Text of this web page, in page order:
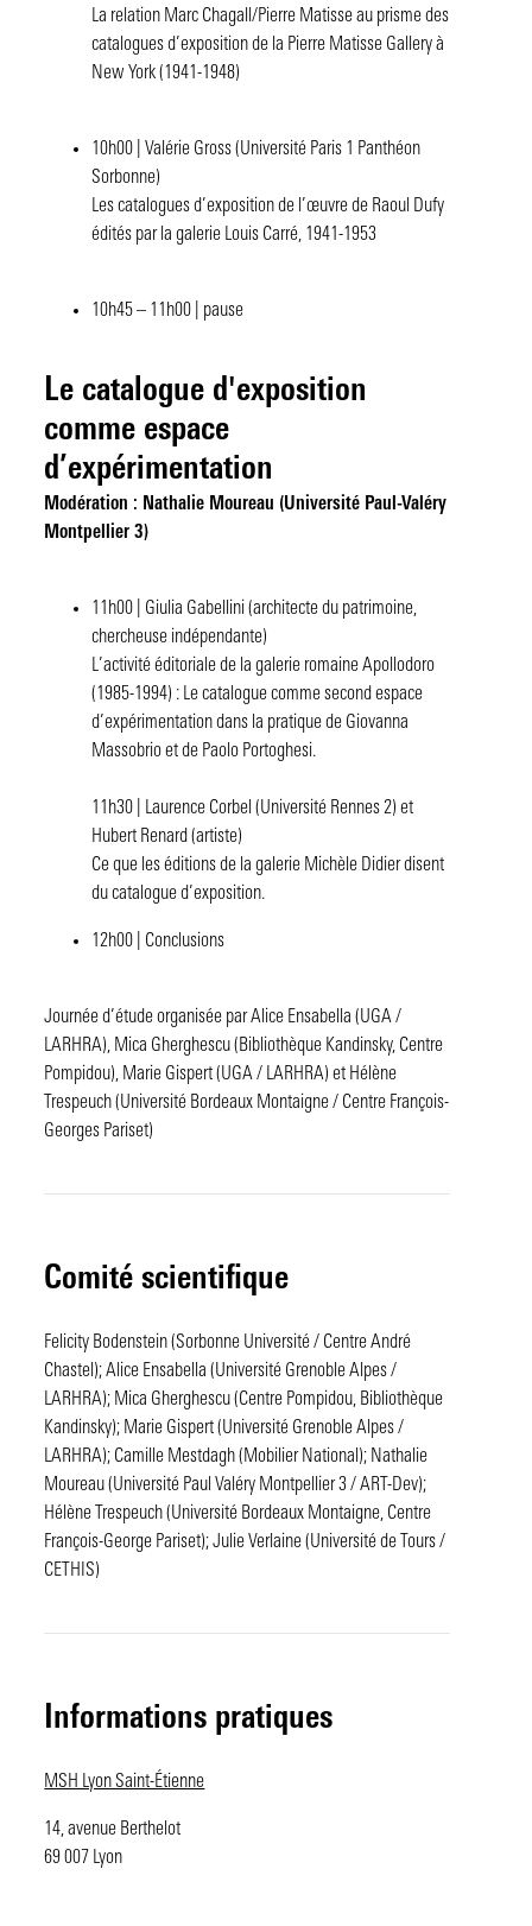
La relation Marc Chagall/Pierre Matisse au prisme des
catalogues d’exposition de la Pierre Matisse Gallery à
New York (1941-1948)
10h00 | Valérie Gross (Université Paris 1 Panthéon
Sorbonne)
Les catalogues d’exposition de l’œuvre de Raoul Dufy
édités par la galerie Louis Carré, 1941-1953
10h45 – 11h00 | pause
Le catalogue d'exposition
comme espace
d’expérimentation
Modération : Nathalie Moureau (Université Paul-Valéry
Montpellier 3)
11h00 | Giulia Gabellini (architecte du patrimoine,
chercheuse indépendante)
L’activité éditoriale de la galerie romaine Apollodoro
(1985-1994) : Le catalogue comme second espace
d’expérimentation dans la pratique de Giovanna
Massobrio et de Paolo Portoghesi.
11h30 | Laurence Corbel (Université Rennes 2) et
Hubert Renard (artiste)
Ce que les éditions de la galerie Michèle Didier disent
du catalogue d’exposition.
12h00 | Conclusions
Journée d’étude organisée par Alice Ensabella (UGA /
LARHRA), Mica Gherghescu (Bibliothèque Kandinsky, Centre
Pompidou), Marie Gispert (UGA / LARHRA) et Hélène
Trespeuch (Université Bordeaux Montaigne / Centre François-
Georges Pariset)
Comité scientifique
Felicity Bodenstein (Sorbonne Université / Centre André
Chastel); Alice Ensabella (Université Grenoble Alpes /
LARHRA); Mica Gherghescu (Centre Pompidou, Bibliothèque
Kandinsky); Marie Gispert (Université Grenoble Alpes /
LARHRA); Camille Mestdagh (Mobilier National); Nathalie
Moureau (Université Paul Valéry Montpellier 3 / ART-Dev);
Hélène Trespeuch (Université Bordeaux Montaigne, Centre
François-George Pariset); Julie Verlaine (Université de Tours /
CETHIS)
Informations pratiques
MSH Lyon Saint-Étienne
14, avenue Berthelot
69 007 Lyon